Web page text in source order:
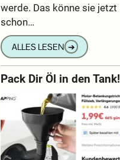
werde. Das könne sie jetzt
schon…
ALLES LESEN ➔
Pack Dir Öl in den Tank!